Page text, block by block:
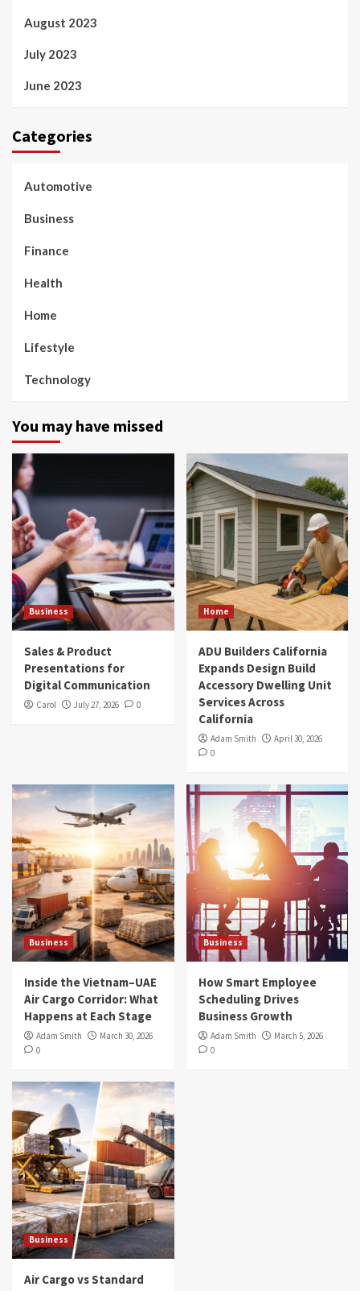
August 2023
July 2023
June 2023
Categories
Automotive
Business
Finance
Health
Home
Lifestyle
Technology
You may have missed
Business
Sales & Product
Presentations for
Digital Communication
Carol July 27, 2026 0
Home
ADU Builders California
Expands Design Build
Accessory Dwelling Unit
Services Across
California
Adam Smith
April 30, 2026
0
Business
Inside the Vietnam–UAE
Air Cargo Corridor: What
Happens at Each Stage
Adam Smith
March 30, 2026
0
Business
How Smart Employee
Scheduling Drives
Business Growth
Adam Smith
March 5, 2026
0
Business
Air Cargo vs Standard